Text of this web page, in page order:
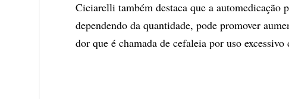
Ciciarelli também destaca que a automedicação
dependendo da quantidade, pode promover
dor que é chamada de cefaleia por uso excessivo